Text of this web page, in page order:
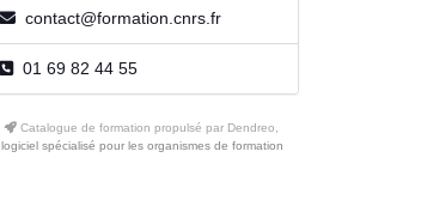
contact@formation.cnrs.fr
01 69 82 44 55
Catalogue de formation propulsé par Dendreo,
logiciel spécialisé pour les organismes de formation